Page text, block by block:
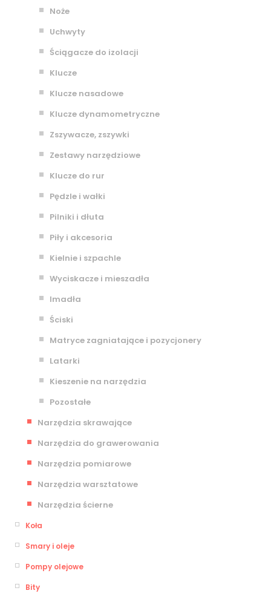
Noże
Uchwyty
Ściągacze do izolacji
Klucze
Klucze nasadowe
Klucze dynamometryczne
Zszywacze, zszywki
Zestawy narzędziowe
Klucze do rur
Pędzle i wałki
Pilniki i dłuta
Piły i akcesoria
Kielnie i szpachle
Wyciskacze i mieszadła
Imadła
Ściski
Matryce zagniatające i pozycjonery
Latarki
Kieszenie na narzędzia
Pozostałe
Narzędzia skrawające
Narzędzia do grawerowania
Narzędzia pomiarowe
Narzędzia warsztatowe
Narzędzia ścierne
Koła
Smary i oleje
Pompy olejowe
Bity